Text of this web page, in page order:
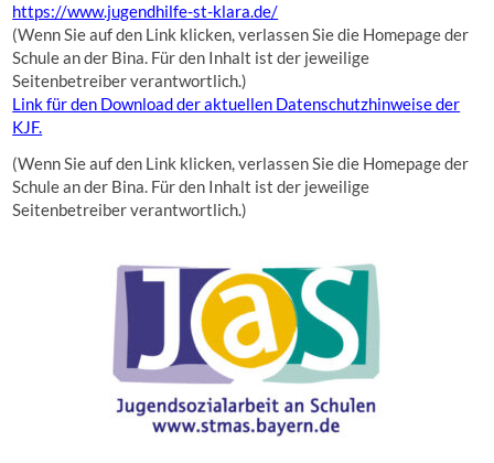
https://www.jugendhilfe-st-klara.de/
(Wenn Sie auf den Link klicken, verlassen Sie die Homepage der
Schule an der Bina. Für den Inhalt ist der jeweilige
Seitenbetreiber verantwortlich.)
Link für den Download der aktuellen Datenschutzhinweise der
KJF.
(Wenn Sie auf den Link klicken, verlassen Sie die Homepage der
Schule an der Bina. Für den Inhalt ist der jeweilige
Seitenbetreiber verantwortlich.)